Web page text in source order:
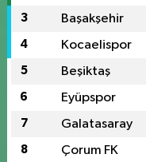
3 Başakşehir
4 Kocaelispor
5 Beşiktaş
6 Eyüpspor
7 Galatasaray
8 Çorum FK